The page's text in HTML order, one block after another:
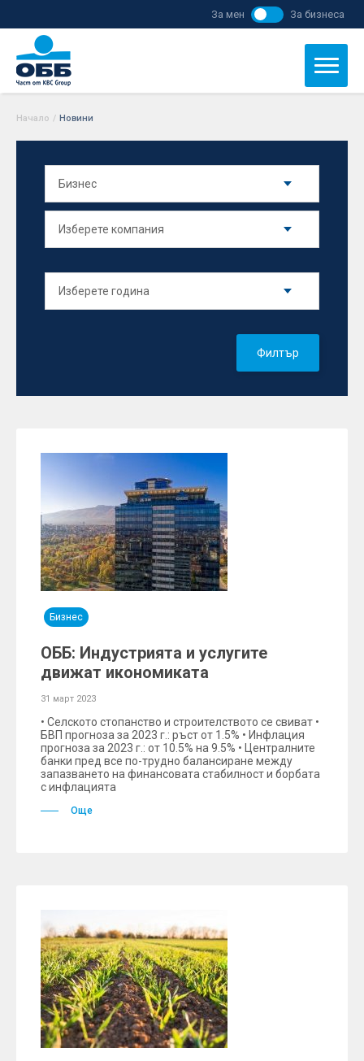
За мен За бизнеса
Начало / Новини
Филтър
Бизнес
ОББ: Индустрията и услугите
движат икономиката
31 март 2023
• Селското стопанство и строителството се свиват •
БВП прогноза за 2023 г.: ръст от 1.5% • Инфлация
прогноза за 2023 г.: от 10.5% на 9.5% • Централните
банки пред все по-трудно балансиране между
запазването на финансовата стабилност и борбата
с инфлацията
Още